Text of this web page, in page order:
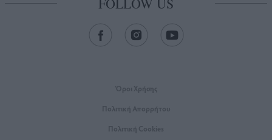
Όροι Xρήσης
Πολιτική Απορρήτου
Πολιτική Cookies